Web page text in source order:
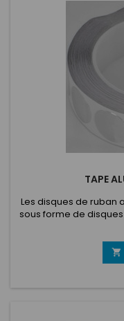
TAPE
Les disques de ruban
sous forme de
diamètre sur un
support autocollant
peuvent être
directement sur
